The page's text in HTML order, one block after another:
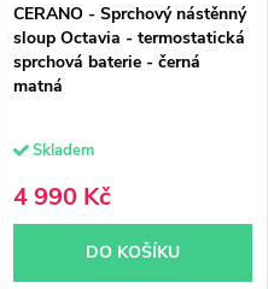
CERANO - Sprchový nástěnný
sloup Octavia - termostatická
sprchová baterie - černá
matná
Skladem
4 990 Kč
DO KOŠÍKU